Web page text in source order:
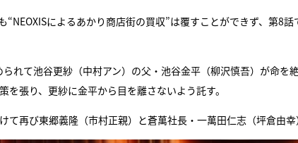
“NEOXISによるあかり商店街の買収”は覆すことができず、第8
れて池谷更紗（中村アン）の父・池谷金平（柳沢慎吾）が命を
張り、更紗に金平から目を離さないよう託す。
て再び東郷義隆（市村正親）と蒼萬社長・一萬田仁志（坪倉由